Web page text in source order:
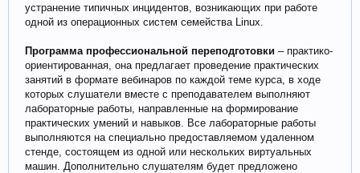
устранение типичных инцидентов, возникающих при работе
одной из операционных систем семейства Linux.
Программа профессиональной переподготовки – практико-
ориентированная, она предлагает проведение практических
занятий в формате вебинаров по каждой теме курса, в ходе
которых слушатели вместе с преподавателем выполняют
лабораторные работы, направленные на формирование
практических умений и навыков. Все лабораторные работы
выполняются на специально предоставляемом удаленном
стенде, состоящем из одной или нескольких виртуальных
машин. Дополнительно слушателям будет предложено